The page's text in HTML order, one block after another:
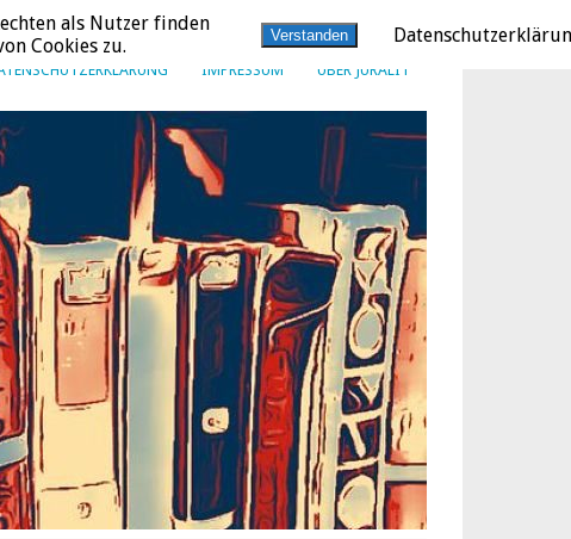
IMPRESSUM ÜBER JURALIT
als Nutzer finden
Cookies zu.
Verstanden